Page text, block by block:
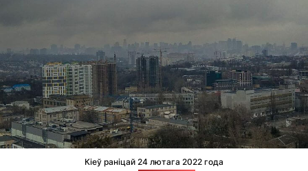
Кіеў раніцай 24 лютага 2022 года